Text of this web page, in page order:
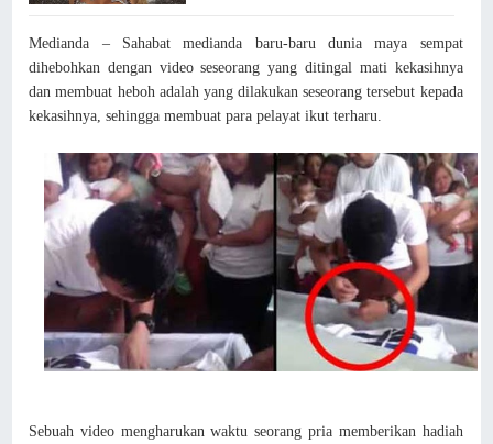
Medianda – Sahabat medianda baru-baru dunia maya sempat
dihebohkan dengan video seseorang yang ditingal mati kekasihnya
dan membuat heboh adalah yang dilakukan seseorang tersebut kepada
kekasihnya, sehingga membuat para pelayat ikut terharu.
Sebuah video mengharukan waktu seorang pria memberikan hadiah